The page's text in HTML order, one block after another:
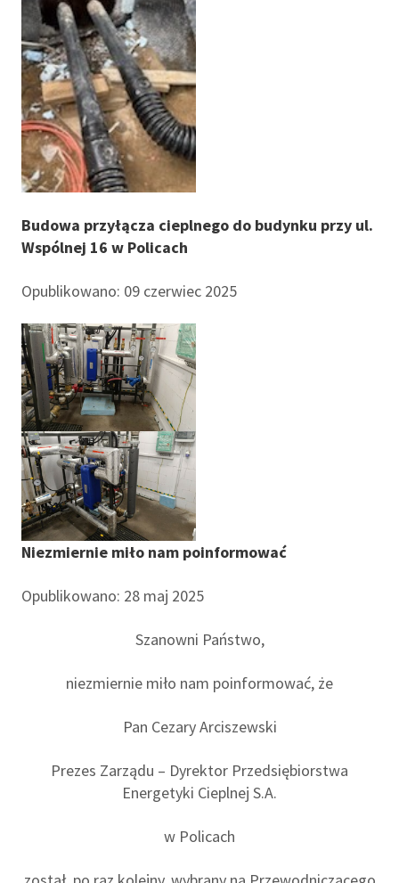
Budowa przyłącza cieplnego do budynku przy ul.
Wspólnej 16 w Policach
Opublikowano: 09 czerwiec 2025
Niezmiernie miło nam poinformować
Opublikowano: 28 maj 2025
Szanowni Państwo,
niezmiernie miło nam poinformować, że
Pan Cezary Arciszewski
Prezes Zarządu – Dyrektor Przedsiębiorstwa
Energetyki Cieplnej S.A.
w Policach